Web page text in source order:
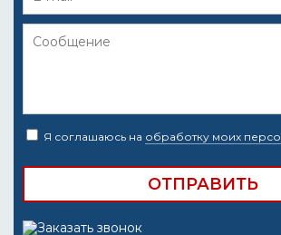
Я соглашаюсь на обработку моих